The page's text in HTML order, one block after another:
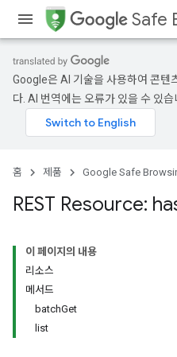
Safe
Google은 AI 기술을 사용하여 콘텐
다. AI 번역에는 오류가 있을 수 있습
홈 제품 Google Safe
REST Resource:
이 페이지의 내용
리소스
메서드
batchGet
list